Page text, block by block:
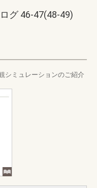
グ 46-47(48-49)
シミュレーションのご紹介